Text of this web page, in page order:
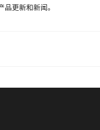
更新和新闻。